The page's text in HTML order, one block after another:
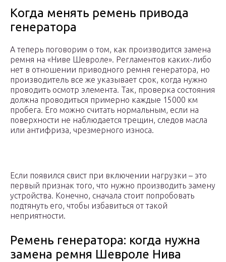
Когда менять ремень привода
генератора
А теперь поговорим о том, как производится замена
ремня на «Ниве Шевроле». Регламентов каких-либо
нет в отношении приводного ремня генератора, но
производитель все же указывает срок, когда нужно
проводить осмотр элемента. Так, проверка состояния
должна проводиться примерно каждые 15000 км
пробега. Его можно считать нормальным, если на
поверхности не наблюдается трещин, следов масла
или антифриза, чрезмерного износа.
Если появился свист при включении нагрузки – это
первый признак того, что нужно производить замену
устройства. Конечно, сначала стоит попробовать
подтянуть его, чтобы избавиться от такой
неприятности.
Ремень генератора: когда нужна
замена ремня Шевроле Нива